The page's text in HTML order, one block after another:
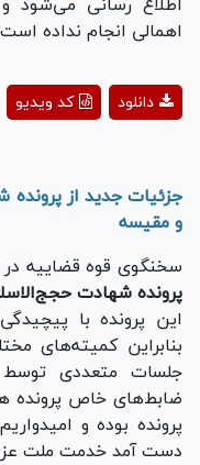
اطلاع رسانی
اهمالی انجام نداده
کد ویدیو دانلود
جزئیات جدید از پرونده
و مقیسه
سخنگوی قوه قضاییه
پرونده شهادت
این پرونده با
بنابراین کمیته‌های
جلسات متعددی توسط
ضابط‌های خاص پرونده
پرونده بوده و
دست آمد خدمت ملت